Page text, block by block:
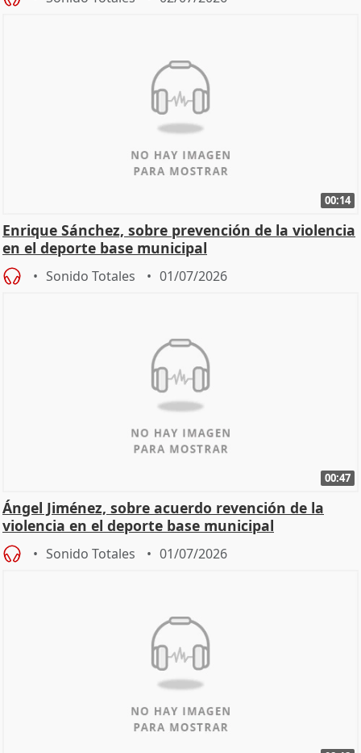
00:14
Enrique Sánchez, sobre prevención de la violencia
en el deporte base municipal
Sonido Totales 01/07/2026
00:47
Ángel Jiménez, sobre acuerdo revención de la
violencia en el deporte base municipal
Sonido Totales 01/07/2026